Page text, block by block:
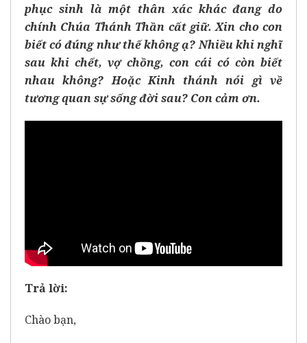
phục sinh là một thân xác khác đang do
chính Chúa Thánh Thần cất giữ. Xin cho con
biết có đúng như thế không ạ? Nhiều khi nghĩ
sau khi chết, vợ chồng, con cái có còn biết
nhau không? Hoặc Kinh thánh nói gì về
tương quan sự sống đời sau? Con cảm ơn.
Trả lời:
Chào bạn,